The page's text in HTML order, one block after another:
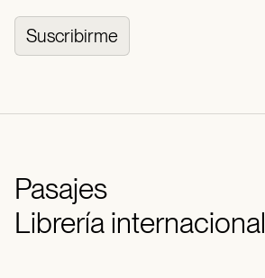
Suscribirme
Pasajes
Librería internacional